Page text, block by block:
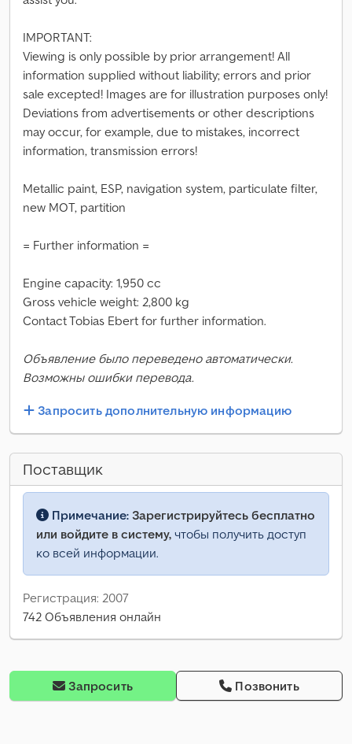
IMPORTANT:
Viewing is only possible by prior arrangement! All
information supplied without liability; errors and prior
sale excepted! Images are for illustration purposes only!
Deviations from advertisements or other descriptions
may occur, for example, due to mistakes, incorrect
information, transmission errors!
Metallic paint, ESP, navigation system, particulate filter,
new MOT, partition
= Further information =
Engine capacity: 1,950 cc
Gross vehicle weight: 2,800 kg
Contact Tobias Ebert for further information.
Объявление было переведено автоматически.
Возможны ошибки перевода.
Запросить дополнительную информацию
Поставщик
Примечание: Зарегистрируйтесь бесплатно
или войдите в систему, чтобы получить доступ
ко всей информации.
Регистрация: 2007
742 Объявления онлайн
Запросить Позвонить